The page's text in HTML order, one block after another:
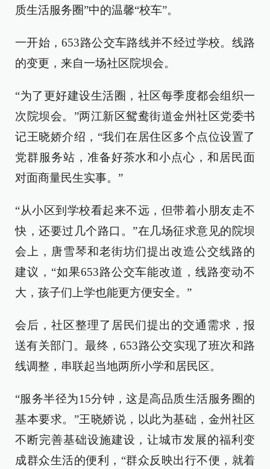
质生活服务圈”中的温馨“校车”。
一开始，653路公交车路线并不经过学校。线路
的变更，来自一场社区院坝会。
“为了更好建设生活圈，社区每季度都会组织一
次院坝会。”两江新区鸳鸯街道金州社区党委书
记王晓娇介绍，“我们在居住区多个点位设置了
党群服务站，准备好茶水和小点心，和居民面
对面商量民生实事。”
“从小区到学校看起来不远，但带着小朋友走不
快，还要过几个路口。”在几场征求意见的院坝
会上，唐雪琴和老街坊们提出改造公交线路的
建议，“如果653路公交车能改道，线路变动不
大，孩子们上学也能更方便安全。”
会后，社区整理了居民们提出的交通需求，报
送有关部门。最终，653路公交实现了班次和路
线调整，串联起当地两所小学和居民区。
“服务半径为15分钟，这是高品质生活服务圈的
基本要求。”王晓娇说，以此为基础，金州社区
不断完善基础设施建设，让城市发展的福利变
成群众生活的便利，“群众反映出行不便，就着